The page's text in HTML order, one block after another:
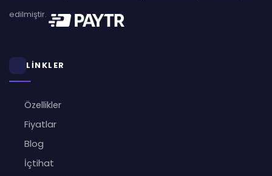
edilmiştir.
LİNKLER
Özellikler
Fiyatlar
Blog
İçtihat